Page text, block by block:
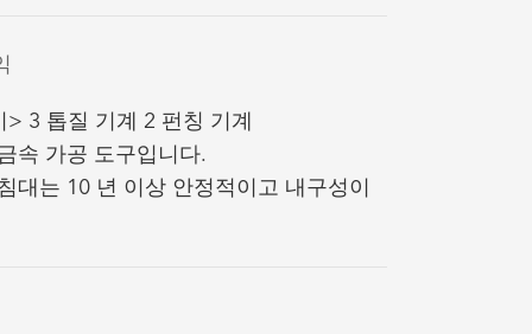
3 톱질 기계 2 펀칭 기계
속 가공 도구입니다.
대는 10 년 이상 안정적이고 내구성이